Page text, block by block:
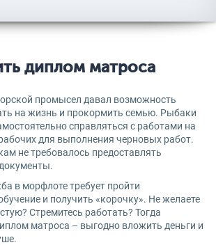
диплом матроса
промысел давал возможность
на жизнь и прокормить семью. Рыбаки
справляться с работами на
для выполнения черновых работ.
не требовалось предоставлять
в морфлоте требует пройти
и получить «корочку». Не желаете
Стремитесь работать? Тогда
матроса – выгодно вложить деньги и